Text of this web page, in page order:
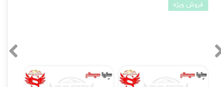
مانیتور اندروید 7 اینچ یونیورسال برند ویستا مدل TSX 2032 مانیتور فابریک اندروید تارا Taraبرند ویستا مدل MTX 1032
فروش ویژه